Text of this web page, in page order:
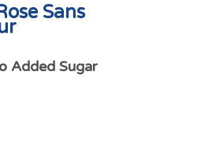
Sans
Added Sugar